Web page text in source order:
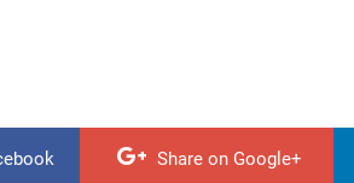
Share on Google+